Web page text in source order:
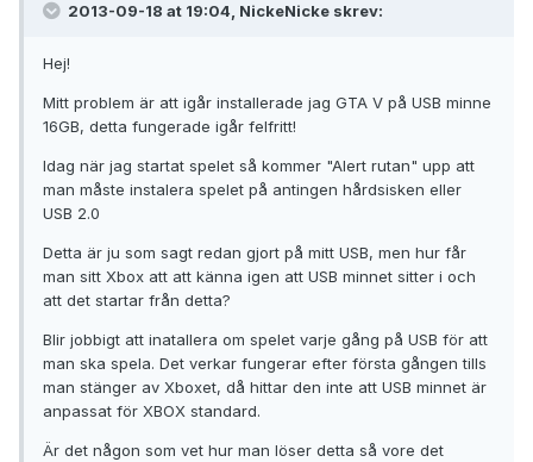
2013-09-18 at 19:04, NickeNicke skrev:
Hej!
Mitt problem är att igår installerade jag GTA V på USB minne
16GB, detta fungerade igår felfritt!
Idag när jag startat spelet så kommer "Alert rutan" upp att
man måste instalera spelet på antingen hårdsisken eller
USB 2.0
Detta är ju som sagt redan gjort på mitt USB, men hur får
man sitt Xbox att att känna igen att USB minnet sitter i och
att det startar från detta?
Blir jobbigt att inatallera om spelet varje gång på USB för att
man ska spela. Det verkar fungerar efter första gången tills
man stänger av Xboxet, då hittar den inte att USB minnet är
anpassat för XBOX standard.
Är det någon som vet hur man löser detta så vore det